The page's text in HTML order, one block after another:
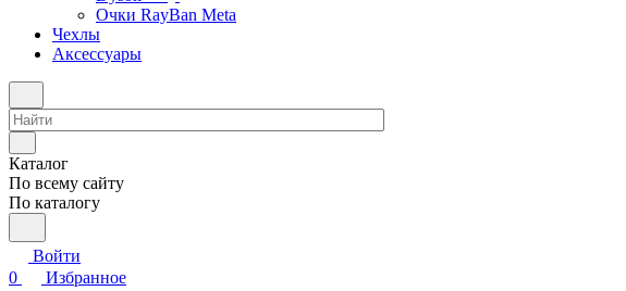
Очки RayBan Meta
Чехлы
Аксессуары
Каталог
По всему сайту
По каталогу
Войти
0
Избранное